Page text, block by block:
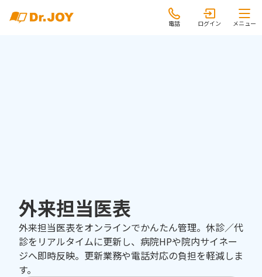
電話 ログイン メニュー
外来担当医表
外来担当医表をオンラインでかんたん管理。休診／代
診をリアルタイムに更新し、病院HPや院内サイネー
ジへ即時反映。更新業務や電話対応の負担を軽減しま
す。